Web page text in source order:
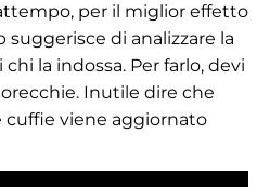
per il miglior effetto
suggerisce di analizzare la
la indossa. Per farlo, devi
Inutile dire che
cuffie viene aggiornato